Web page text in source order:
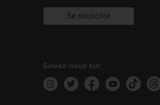
Se souscrire
Suivez-nous sur:
Instagram
TwitterFacebookYoutubeTik Tok